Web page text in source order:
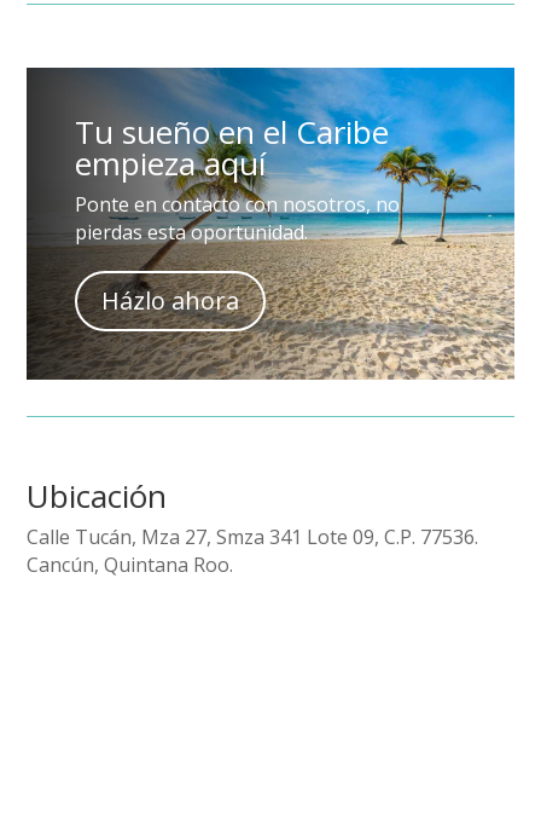
Tu sueño en el Caribe
empieza aquí
Ponte en contacto con nosotros, no
pierdas esta oportunidad.
Házlo ahora
Ubicación
Calle Tucán, Mza 27, Smza 341 Lote 09, C.P. 77536.
Cancún, Quintana Roo.